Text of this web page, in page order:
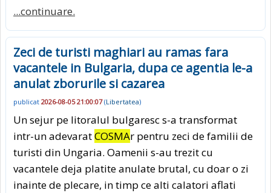
...continuare.
Zeci de turisti maghiari au ramas fara
vacantele in Bulgaria, dupa ce agentia le-a
anulat zborurile si cazarea
publicat 2026-08-05 21:00:07(Libertatea)
Un sejur pe litoralul bulgaresc s-a transformat
intr-un adevaratCOSMAr pentru zeci de familii de
turisti din Ungaria. Oamenii s-au trezit cu
vacantele deja platite anulate brutal, cu doar o zi
inainte de plecare, in timp ce alti calatori aflati